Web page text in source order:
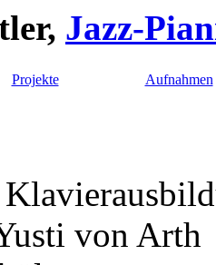
Jazz-
Projekte Aufnahmen
von Arth